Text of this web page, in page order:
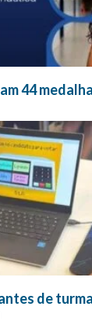
44
de